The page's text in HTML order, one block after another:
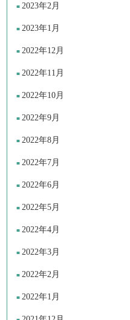
2023年2月
2023年1月
2022年12月
2022年11月
2022年10月
2022年9月
2022年8月
2022年7月
2022年6月
2022年5月
2022年4月
2022年3月
2022年2月
2022年1月